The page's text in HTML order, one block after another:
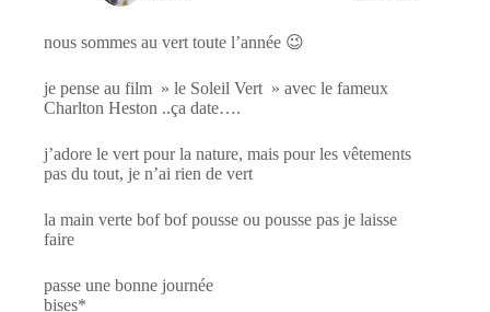
nous sommes au vert toute l’année 😉
je pense au film » le Soleil Vert » avec le fameux
Charlton Heston ..ça date….
j’adore le vert pour la nature, mais pour les vêtements
pas du tout, je n’ai rien de vert
la main verte bof bof pousse ou pousse pas je laisse
faire
passe une bonne journée
bises*